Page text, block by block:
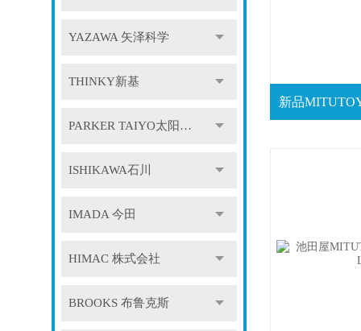
YAZAWA 矢泽科学
THINKY新基
PARKER TAIYO太阳铁工
ISHIKAWA石川
IMADA 今田
HIMAC 株式会社
BROOKS 布鲁克斯